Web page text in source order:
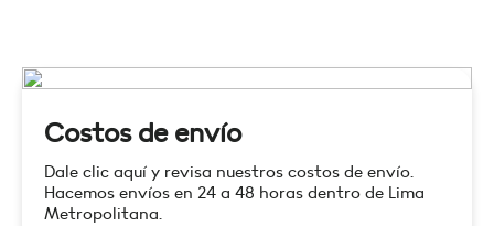
Costos de envío
Dale clic aquí y revisa nuestros costos de envío.
Hacemos envíos en 24 a 48 horas dentro de Lima
Metropolitana.